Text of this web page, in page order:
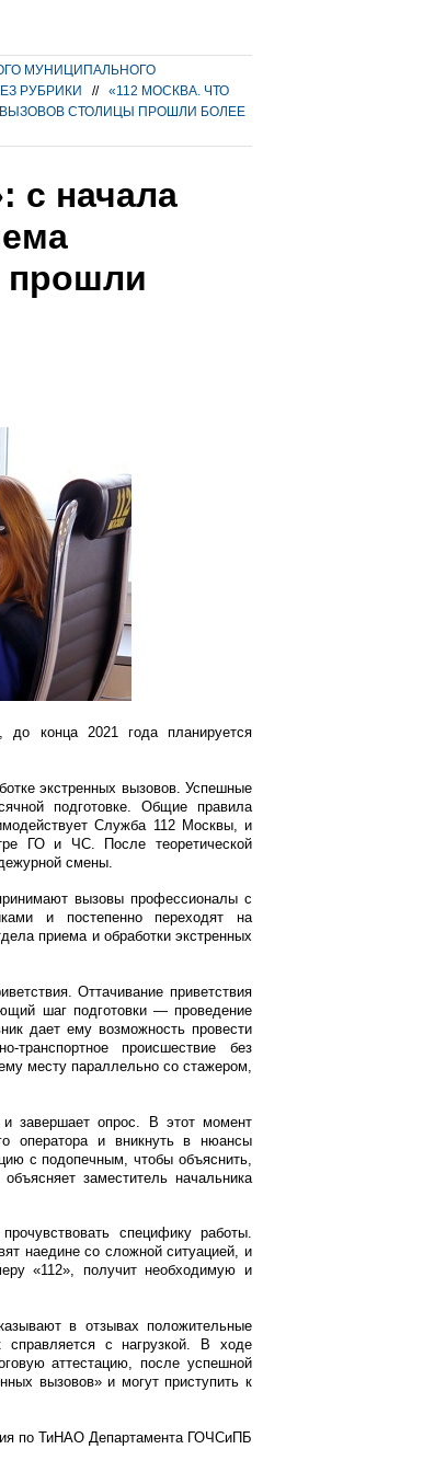
МУНИЦИПАЛЬНОГО
РУБРИКИ //
«112 МОСКВА. ЧТО
СТОЛИЦЫ ПРОШЛИ БОЛЕЕ
с начала
прошли
конца 2021 года планируется
экстренных вызовов. Успешные
подготовке. Общие правила
Служба 112 Москвы, и
ГО и ЧС. После теоретической
смены.
вызовы профессионалы с
и постепенно переходят на
приема и обработки экстренных
Оттачивание приветствия
шаг подготовки — проведение
дает ему возможность провести
происшествие без
месту параллельно со стажером,
и завершает опрос. В этот момент
оператора и вникнуть в нюансы
с подопечным, чтобы объяснить,
заместитель начальника
специфику работы.
наедине со сложной ситуацией, и
«112», получит необходимую и
в отзывах положительные
справляется с нагрузкой. В ходе
аттестацию, после успешной
вызовов» и могут приступить к
по ТиНАО Департамента ГОЧСиПБ